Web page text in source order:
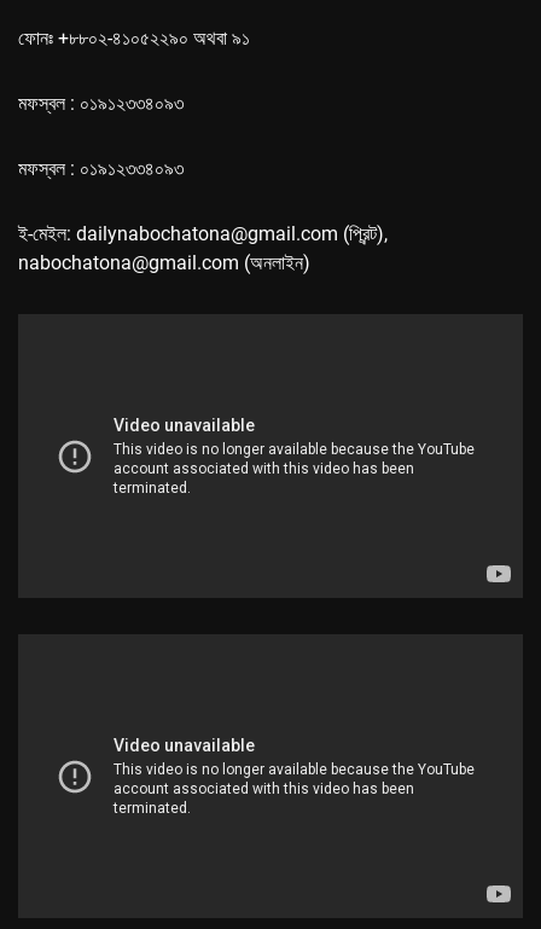
ফোনঃ +৮৮০২-৪১০৫২২৯০ অথবা ৯১
মফস্বল : ০১৯১২৩৩৪০৯৩
মফস্বল : ০১৯১২৩৩৪০৯৩
ই-মেইল: dailynabochatona@gmail.com (প্রিন্ট),
nabochatona@gmail.com (অনলাইন)